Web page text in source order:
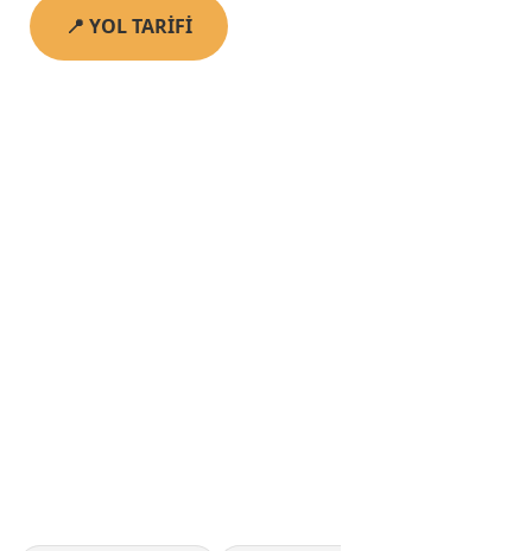
📍 YOL TARİFİ